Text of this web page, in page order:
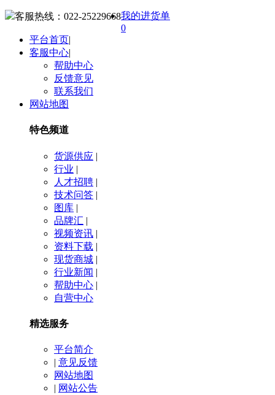
客服热线： 022-25229668我的进货单
0
平台首页|
客服中心|
帮助中心
反馈意见
联系我们
网站地图
特色频道
货源供应 |
行业 |
人才招聘 |
技术问答 |
图库 |
品牌汇 |
视频资讯 |
资料下载 |
现货商城 |
行业新闻 |
帮助中心 |
自营中心
精选服务
平台简介
| 意见反馈
网站地图
| 网站公告